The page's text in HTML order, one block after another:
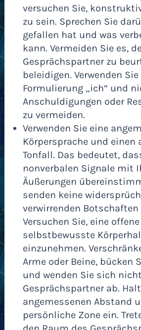
versuchen Sie,
zu sein. Sprechen Sie
gefallen hat und was
kann. Vermeiden Sie es,
Gesprächspartner zu
beleidigen. Verwenden
Formulierung „ich“ und
Anschuldigungen oder
zu vermeiden.
Verwenden Sie eine
Körpersprache und einen
Tonfall. Das bedeutet,
nonverbalen Signale mit
Äußerungen
senden keine
verwirrenden Botschaften
Versuchen Sie, eine
selbstbewusste
einzunehmen.
Arme oder Beine, bücken
und wenden Sie sich
Gesprächspartner ab.
angemessenen Abstand
persönliche Zone ein.